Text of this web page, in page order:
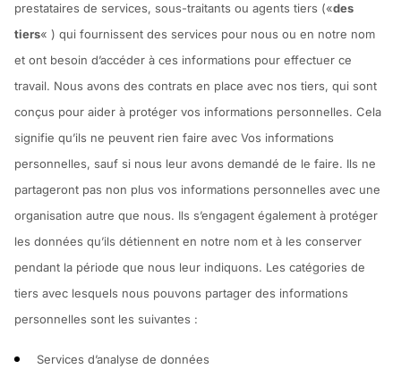
prestataires de services, sous-traitants ou agents tiers («des
tiers« ) qui fournissent des services pour nous ou en notre nom
et ont besoin d’accéder à ces informations pour effectuer ce
travail. Nous avons des contrats en place avec nos tiers, qui sont
conçus pour aider à protéger vos informations personnelles. Cela
signifie qu’ils ne peuvent rien faire avec Vos informations
personnelles, sauf si nous leur avons demandé de le faire. Ils ne
partageront pas non plus vos informations personnelles avec une
organisation autre que nous. Ils s’engagent également à protéger
les données qu’ils détiennent en notre nom et à les conserver
pendant la période que nous leur indiquons. Les catégories de
tiers avec lesquels nous pouvons partager des informations
personnelles sont les suivantes :
Services d’analyse de données